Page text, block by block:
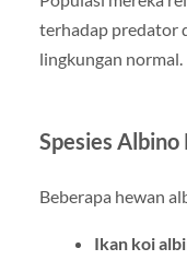
terhadap predator
lingkungan normal.
Spesies Albino
Beberapa hewan
Ikan koi